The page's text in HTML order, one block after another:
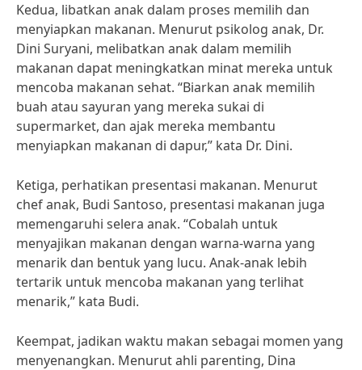
Kedua, libatkan anak dalam proses memilih dan
menyiapkan makanan. Menurut psikolog anak, Dr.
Dini Suryani, melibatkan anak dalam memilih
makanan dapat meningkatkan minat mereka untuk
mencoba makanan sehat. “Biarkan anak memilih
buah atau sayuran yang mereka sukai di
supermarket, dan ajak mereka membantu
menyiapkan makanan di dapur,” kata Dr. Dini.
Ketiga, perhatikan presentasi makanan. Menurut
chef anak, Budi Santoso, presentasi makanan juga
memengaruhi selera anak. “Cobalah untuk
menyajikan makanan dengan warna-warna yang
menarik dan bentuk yang lucu. Anak-anak lebih
tertarik untuk mencoba makanan yang terlihat
menarik,” kata Budi.
Keempat, jadikan waktu makan sebagai momen yang
menyenangkan. Menurut ahli parenting, Dina